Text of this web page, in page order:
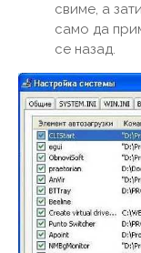
свиме, а
само да
се назад.